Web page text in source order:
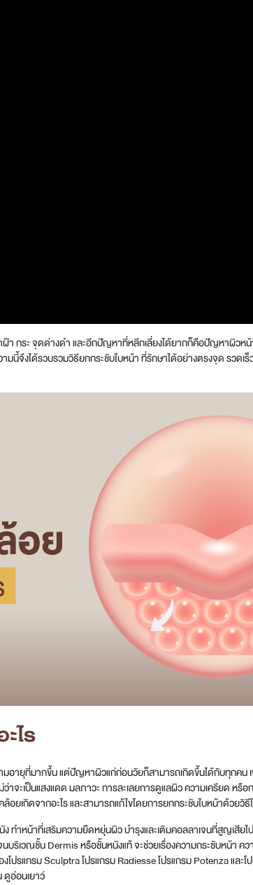
กระ จุดด่างดำ และอีกปัญหาที่หลีกเลี่ยงได้ยากก็คือปัญหาผิวหน้
มนี้จึงได้รวบรวมวิธียกกระชับใบหน้า ที่รักษาได้อย่างตรงจุด รวดเ
ไร
ายุที่มากขึ้น แต่ปัญหาผิวแก่ก่อนวัยก็สามารถเกิดขึ้นได้กับทุกคน
าจะเป็นแสงแดด มลภาวะ การละเลยการดูแลผิว ความเครียด ห
เกิดจากอะไร และสามารถแก้ไขโดยการยกกระชับใบหน้าด้วยวิธี
ทำหน้าที่เสริมความยืดหยุ่นผิว บำรุงและเติมคอลลาเจนที่สูญเสีย
ริเวณชั้น Dermis หรือชั้นหนังแท้ จะช่วยเรื่องความกระชับหน้า คว
ปรแกรม Sculptra โปรแกรม Radiesse โปรแกรม Potenza และโ
อ่อนเยาว์